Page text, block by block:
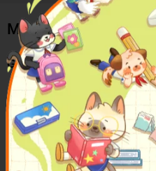
Mô tả sản phẩm
Gọt Bút Chì Mini - Deli 0554
-Gọt bút chì Deli 0554 được
chủ đạo là màu đỏ rất sinh
-Với gọt bút chì này, bạn
quay tay cầm, chiếc bút chì
đơn giản, nhanh chóng giúp